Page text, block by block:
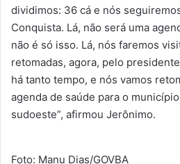
dividimos: 36 cá e nós
Conquista. Lá, não será uma
não é só isso. Lá, nós faremos
retomadas, agora, pelo
há tanto tempo, e nós vamos
agenda de saúde para o
sudoeste”, afirmou Jerônimo.
Foto: Manu Dias/GOVBA